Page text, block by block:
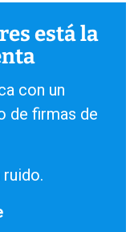
está la
con un
de firmas de